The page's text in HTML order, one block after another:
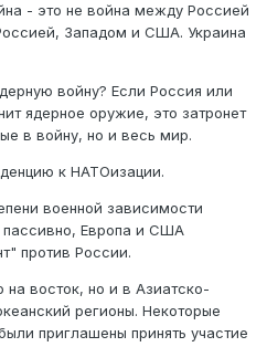
- это не война между Россией
Западом и США. Украина
войну? Если Россия или
ядерное оружие, это затронет
в войну, но и весь мир.
к НАТОизации.
военной зависимости
Европа и США
против России.
восток, но и в Азиатско-
регионы. Некоторые
приглашены принять участие